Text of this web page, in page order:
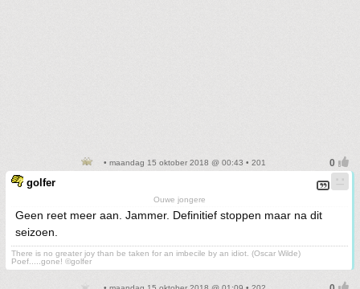
• maandag 15 oktober 2018 @ 00:43 • 201
golfer
Ouwe jongere
Geen reet meer aan. Jammer. Definitief stoppen maar na dit
seizoen.
There is no greater joy than be taken for an imbecile by an idiot. (Oscar Wilde)
Poef.....gone! ©golfer